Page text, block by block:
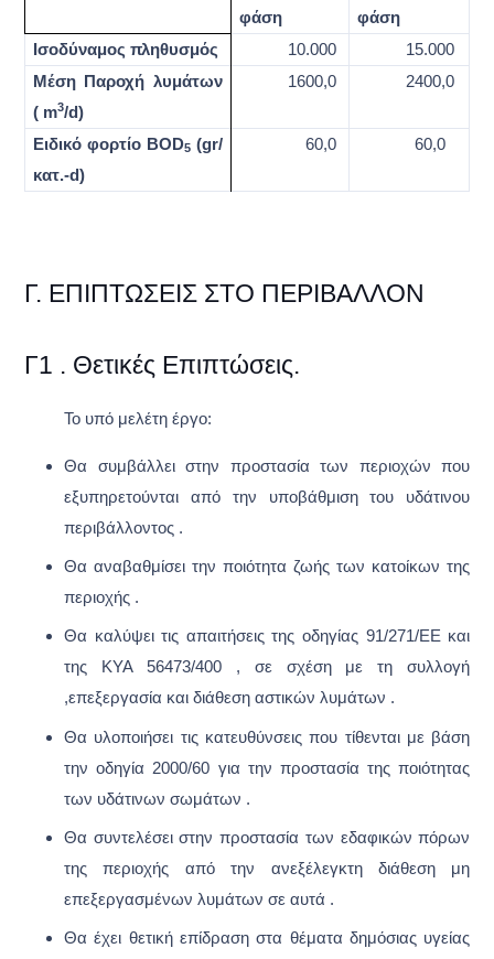
φάση
φάση
Ισοδύναμος πληθυσμός
10.000
15.000
Μέση Παροχή λυμάτων
( m3/d)
1600,0 2400,0
Ειδικό φορτίο BOD5(gr/
κατ.-d)
60,0 60,0
Γ. ΕΠΙΠΤΏΣΕΙΣ ΣΤΟ ΠΕΡΙΒΆΛΛΟΝ
Γ1 . Θετικές Επιπτώσεις.
Το υπό μελέτη έργο:
Θα συμβάλλει στην προστασία των περιοχών που
εξυπηρετούνται από την υποβάθμιση του υδάτινου
περιβάλλοντος .
Θα αναβαθμίσει την ποιότητα ζωής των κατοίκων της
περιοχής .
Θα καλύψει τις απαιτήσεις της οδηγίας 91/271/ΕΕ και
της ΚΥΑ 56473/400 , σε σχέση με τη συλλογή
,επεξεργασία και διάθεση αστικών λυμάτων .
Θα υλοποιήσει τις κατευθύνσεις που τίθενται με βάση
την οδηγία 2000/60 για την προστασία της ποιότητας
των υδάτινων σωμάτων .
Θα συντελέσει στην προστασία των εδαφικών πόρων
της περιοχής από την ανεξέλεγκτη διάθεση μη
επεξεργασμένων λυμάτων σε αυτά .
Θα έχει θετική επίδραση στα θέματα δημόσιας υγείας